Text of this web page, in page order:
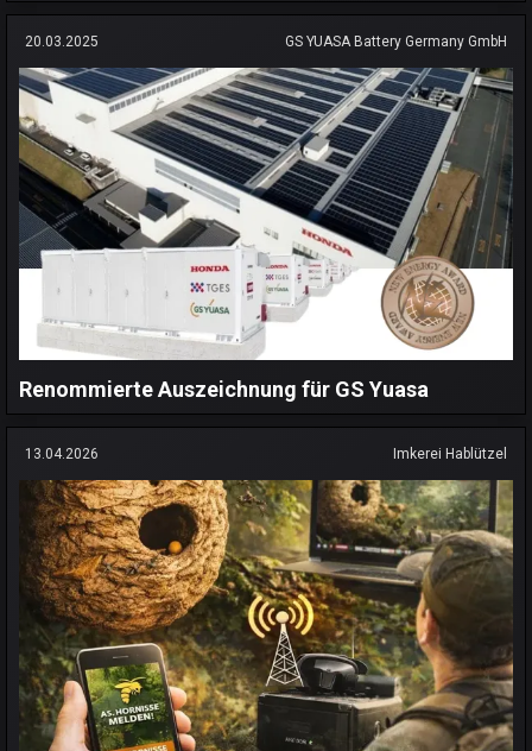
20.03.2025 GS YUASA Battery Germany GmbH
Renommierte Auszeichnung für GS Yuasa
13.04.2026 Imkerei Hablützel